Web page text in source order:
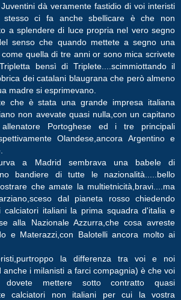
dà veramente fastidio di voi interisti
ci fa anche sbellicare è che non
a splendere di luce propria nel vero segno
senso che quando mettete a segno una
quella di tre anni or sono mica scrivete
bensì di Triplete....scimmiottando il
dei catalani blaugrana che però almeno
madre si esprimevano.
che è stata una grande impresa italiana
non avevate quasi nulla,con un capitano
allenatore Portoghese ed i tre principali
Olandese,ancora Argentino e
a Madrid sembrava una babele di
bandiere di tutte le nazionalità.....bello
che amate la multietnicità,bravi....ma
dal pianeta rosso chiedendo
calciatori italiani la prima squadra d'italia e
alla Nazionale Azzurra,che cosa avreste
e Materazzi,con Balotelli ancora molto ai
la differenza tra voi e noi
anche i milanisti a farci compagnia) è che voi
dovete mettere sotto contratto quasi
calciatori non italiani per cui la vostra